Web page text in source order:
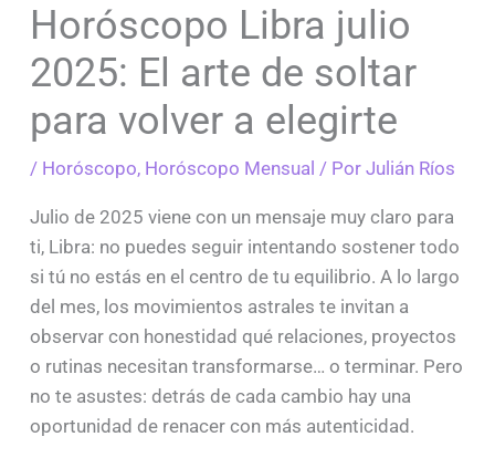
Horóscopo Libra julio
2025: El arte de soltar
para volver a elegirte
/ Horóscopo, Horóscopo Mensual / Por Julián Ríos
Julio de 2025 viene con un mensaje muy claro para
ti, Libra: no puedes seguir intentando sostener todo
si tú no estás en el centro de tu equilibrio. A lo largo
del mes, los movimientos astrales te invitan a
observar con honestidad qué relaciones, proyectos
o rutinas necesitan transformarse… o terminar. Pero
no te asustes: detrás de cada cambio hay una
oportunidad de renacer con más autenticidad.